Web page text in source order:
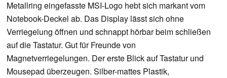
Metallring eingefasste MSI-Logo hebt sich markant vom
Notebook-Deckel ab. Das Display lässt sich ohne
Verriegelung öffnen und schnappt hörbar beim schließen
auf die Tastatur. Gut für Freunde von
Magnetverriegelungen. Der erste Blick auf Tastatur und
Mousepad überzeugen. Silber-mattes Plastik,